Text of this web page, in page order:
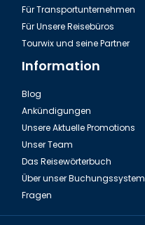
Für Transportunternehmen
Für Unsere Reisebüros
Tourwix und seine Partner
Information
Blog
Ankündigungen
Unsere Aktuelle Promotions
Unser Team
Das Reisewörterbuch
Über unser Buchungssystem
Fragen